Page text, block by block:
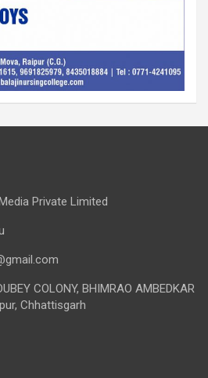
Private Limited
COLONY, BHIMRAO AMBEDKAR
Chhattisgarh